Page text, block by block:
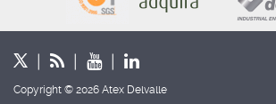
Copyright © 2026 Atex Delvalle